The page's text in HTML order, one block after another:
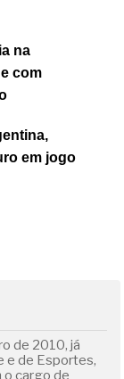
na
com
em jogo
de 2010, já
e de Esportes,
o cargo de